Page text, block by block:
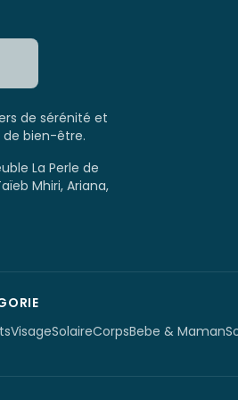
de sérénité et
bien-être.
La Perle de
Mhiri, Ariana,
VisageSolaireCorpsBebe & Maman